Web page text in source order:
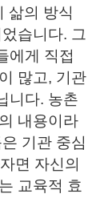
삶의 방식
습니다. 그
에게 직접
많고, 기관
니다. 농촌
내용이라
기관 중심
면 자신의
교육적 효